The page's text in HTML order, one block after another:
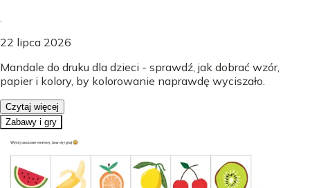
22 lipca 2026
Mandale do druku dla dzieci - sprawdź, jak dobrać wzór,
papier i kolory, by kolorowanie naprawdę wyciszało.
Czytaj więcej
Zabawy i gry